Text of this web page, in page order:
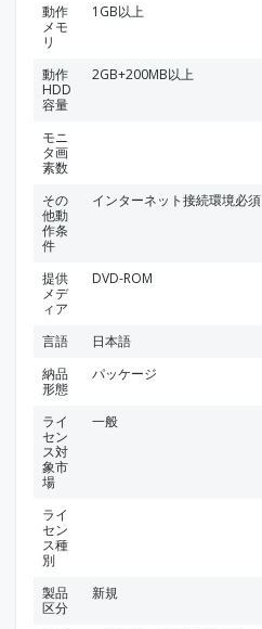
動作
メモ
リ
1GB以上
動作
HDD
容量
2GB+200MB以上
モニ
タ画
素数
その
他動
作条
件
インターネット接続環境必須
提供
メデ
ィア
DVD-ROM
言語
日本語
納品
形態
パッケージ
ライ
セン
ス対
象市
場
一般
ライ
セン
ス種
別
製品
区分
新規